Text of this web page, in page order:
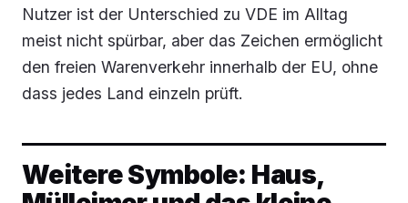
Nutzer ist der Unterschied zu VDE im Alltag
meist nicht spürbar, aber das Zeichen ermöglicht
den freien Warenverkehr innerhalb der EU, ohne
dass jedes Land einzeln prüft.
Weitere Symbole: Haus,